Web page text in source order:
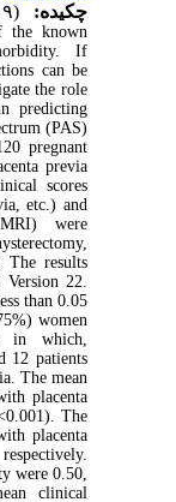
چکیده:
the known
If
can be
the role
predicting
(PAS).
pregnant
previa
scores
etc.) and
MRI) were
The results
Version 22.
than 0.05.
women
in which,
12 patients
The mean
placenta
The
placenta
respectively.
were 0.50,
clinical